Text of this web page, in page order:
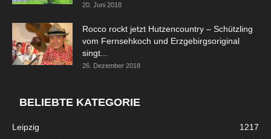
20. Juni 2018
Rocco rockt jetzt Hutzencountry – Schützling
vom Fernsehkoch und Erzgebirgsoriginal
singt...
26. Dezember 2018
BELIEBTE KATEGORIE
Leipzig
1217